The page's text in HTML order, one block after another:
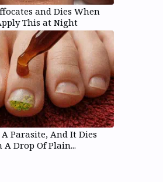
and Dies When
This at Night
Parasite, And It Dies
A Drop Of Plain...